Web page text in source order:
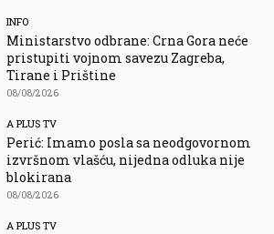
INFO
Ministarstvo odbrane: Crna Gora neće
pristupiti vojnom savezu Zagreba,
Tirane i Prištine
08/08/2026
A PLUS TV
Perić: Imamo posla sa neodgovornom
izvršnom vlašću, nijedna odluka nije
blokirana
08/08/2026
A PLUS TV